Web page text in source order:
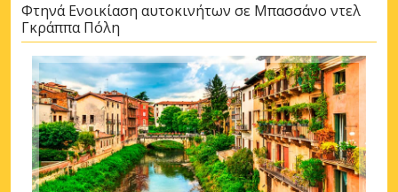
Φτηνά Ενοικίαση αυτοκινήτων σε Μπασσάνο ντελ
Γκράππα Πόλη